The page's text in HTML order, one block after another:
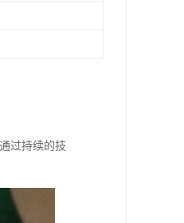
过持续的技